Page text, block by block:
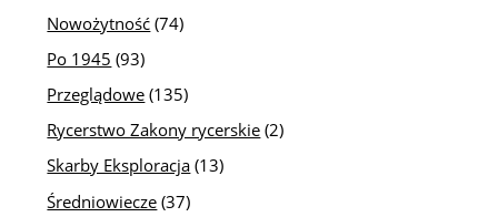
Nowożytność (74)
Po 1945 (93)
Przeglądowe (135)
Rycerstwo Zakony rycerskie (2)
Skarby Eksploracja (13)
Średniowiecze (37)